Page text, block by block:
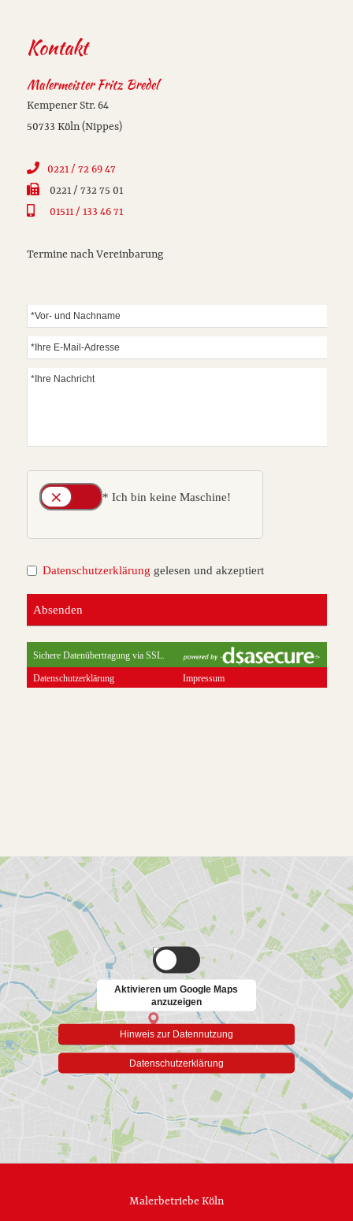
Kontakt
Malermeister Fritz Bredel
Kempener Str. 64
50733 Köln (Nippes)
0221 / 72 69 47
0221 / 732 75 01
01511 / 133 46 71
Termine nach Vereinbarung
Aktivieren um Google Maps
anzuzeigen
Hinweis zur Datennutzung
Datenschutzerklärung
Malerbetriebe Köln